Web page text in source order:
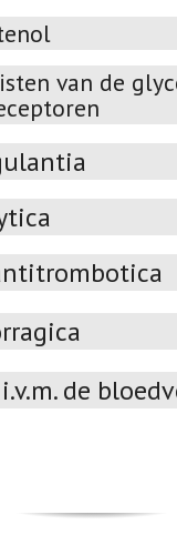
van de
de